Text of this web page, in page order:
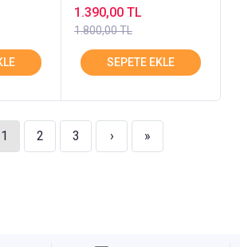
1.800,00 TL
1.390,00 TL
1 2 3 › »